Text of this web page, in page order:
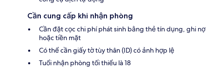
Cần cung cấp khi nhận phòng
Cần đặt cọc chi phí phát sinh bằng thẻ tín dụng, ghi nợ
hoặc tiền mặt
Có thể cần giấy tờ tùy thân (ID) có ảnh hợp lệ
Tuổi nhận phòng tối thiểu là 18